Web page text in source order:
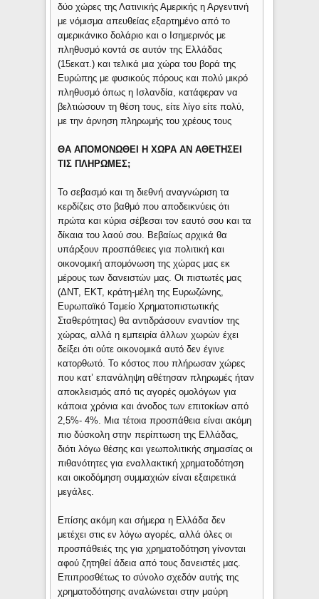
δύο χώρες της Λατινικής Αμερικής η Αργεντινή
με νόμισμα απευθείας εξαρτημένο από το
αμερικάνικο δολάριο και ο Ισημερινός με
πληθυσμό κοντά σε αυτόν της Ελλάδας
(15εκατ.) και τελικά μια χώρα του βορά της
Ευρώπης με φυσικούς πόρους και πολύ μικρό
πληθυσμό όπως η Ισλανδία, κατάφεραν να
βελτιώσουν τη θέση τους, είτε λίγο είτε πολύ,
με την άρνηση πληρωμής του χρέους τους
ΘΑ ΑΠΟΜΟΝΩΘΕΙ Η ΧΩΡΑ ΑΝ ΑΘΕΤΗΣΕΙ
ΤΙΣ ΠΛΗΡΩΜΕΣ;
Το σεβασμό και τη διεθνή αναγνώριση τα
κερδίζεις στο βαθμό που αποδεικνύεις ότι
πρώτα και κύρια σέβεσαι τον εαυτό σου και τα
δίκαια του λαού σου. Βεβαίως αρχικά θα
υπάρξουν προσπάθειες για πολιτική και
οικονομική απομόνωση της χώρας μας εκ
μέρους των δανειστών μας. Οι πιστωτές μας
(ΔΝΤ, ΕΚΤ, κράτη-μέλη της Ευρωζώνης,
Ευρωπαϊκό Ταμείο Χρηματοπιστωτικής
Σταθερότητας) θα αντιδράσουν εναντίον της
χώρας, αλλά η εμπειρία άλλων χωρών έχει
δείξει ότι ούτε οικονομικά αυτό δεν έγινε
κατορθωτό. Το κόστος που πλήρωσαν χώρες
που κατ’ επανάληψη αθέτησαν πληρωμές ήταν
αποκλεισμός από τις αγορές ομολόγων για
κάποια χρόνια και άνοδος των επιτοκίων από
2,5%- 4%. Μια τέτοια προσπάθεια είναι ακόμη
πιο δύσκολη στην περίπτωση της Ελλάδας,
διότι λόγω θέσης και γεωπολιτικής σημασίας οι
πιθανότητες για εναλλακτική χρηματοδότηση
και οικοδόμηση συμμαχιών είναι εξαιρετικά
μεγάλες.
Επίσης ακόμη και σήμερα η Ελλάδα δεν
μετέχει στις εν λόγω αγορές, αλλά όλες οι
προσπάθειές της για χρηματοδότηση γίνονται
αφού ζητηθεί άδεια από τους δανειστές μας.
Επιπροσθέτως το σύνολο σχεδόν αυτής της
χρηματοδότησης αναλώνεται στην μαύρη